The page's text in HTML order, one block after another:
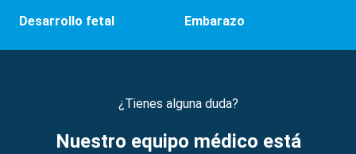
Desarrollo fetal Embarazo
¿Tienes alguna duda?
Nuestro equipo médico está